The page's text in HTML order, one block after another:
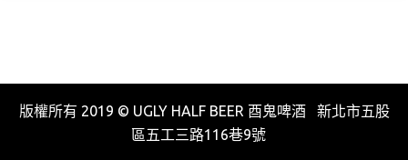
版權所有 2019 © UGLY HALF BEER 酉鬼啤酒 新北市五股
區五工三路116巷9號